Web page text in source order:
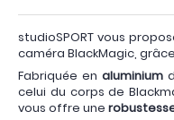
studioSPORT vous
caméra BlackMagic,
Fabriquée en aluminium
celui du corps de
vous offre une